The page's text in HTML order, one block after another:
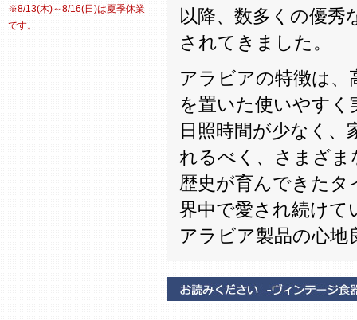
以降、数多くの優
されてきました。
アラビアの特徴は、
を置いた使いやす
日照時間が少なく
れるべく、さまざ
歴史が育んできた
界中で愛され続けて
アラビア製品の心
※8/13(木)～8/16(日)は夏季休業
です。